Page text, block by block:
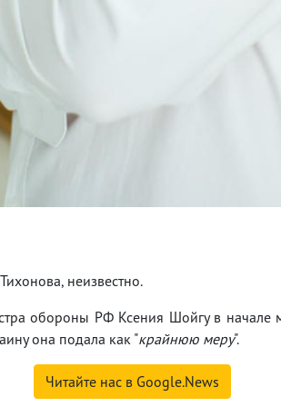
неизвестно.
обороны РФ Ксения Шойгу в начале
она подала как "крайнюю меру".
Читайте нас в Google.News